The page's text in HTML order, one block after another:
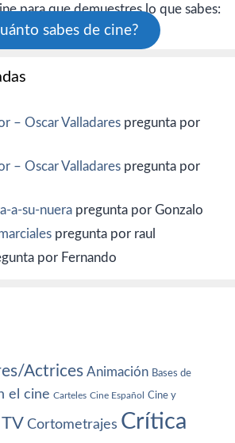
para que demuestres lo que sabes:
sabes de cine?
– Oscar Valladares pregunta por
– Oscar Valladares pregunta por
a-su-nuera pregunta por Gonzalo
pregunta por raul
por Fernando
Actrices Animación Bases de
el cine Carteles Cine Español Cine y
Cortometrajes Crítica